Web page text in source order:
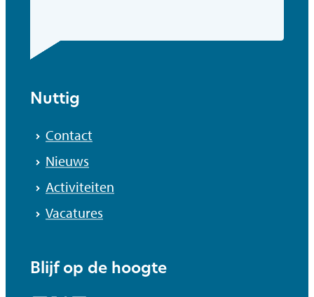
Nuttig
Contact
Nieuws
Activiteiten
Vacatures
Blijf op de hoogte